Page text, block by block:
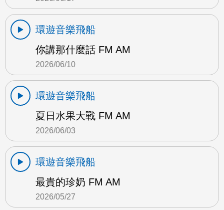
環遊音樂飛船
你講那什麼話 FM AM
2026/06/10
環遊音樂飛船
夏日水果大戰 FM AM
2026/06/03
環遊音樂飛船
最貴的珍奶 FM AM
2026/05/27